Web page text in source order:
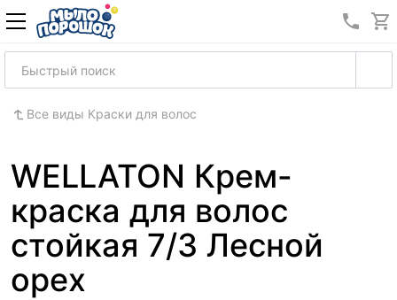
8
Все виды Краски для волос
WELLATON Крем-
краска для волос
стойкая 7/3 Лесной
орех